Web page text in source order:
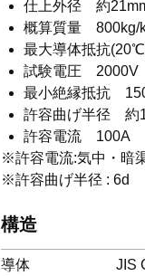
仕上外径 約
概算質量 800kg/
最大導体抵抗
試験電圧 2000V
最小絶縁抵抗
許容曲げ半径 約
許容電流 100A
※許容電流:気中・
※許容曲げ半径 : 6d
構造
導体
JIS